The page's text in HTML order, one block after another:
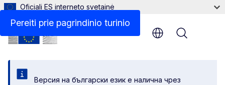
Pereiti prie pagrindinio turinio
Oficiali ES interneto svetainė
Версия на български език е налична чрез
Menu